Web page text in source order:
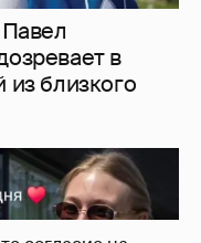
Акиньшина